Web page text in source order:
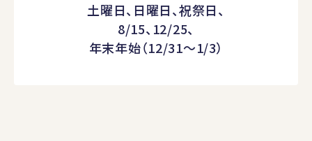
土曜日、日曜日、祝祭日、
8/15、12/25、
年末年始（12/31～1/3）